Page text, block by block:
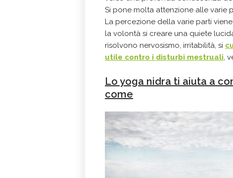
Si pone molta attenzione alle varie
La percezione della varie parti
la volontà si creare una quiete
risolvono nervosismo, irritabilità, si
utile contro i disturbi mestruali ,
Lo yoga nidra ti aiuta a
come